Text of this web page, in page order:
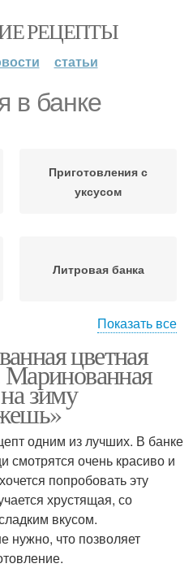
РЕЦЕПТЫ
статьи
в банке
Приготовления с
уксусом
Литровая банка
Показать все
цветная
Маринованная
зиму
одним из лучших. В банке
очень красиво и
попробовать эту
хрустящая, со
вкусом.
нужно, что позволяет